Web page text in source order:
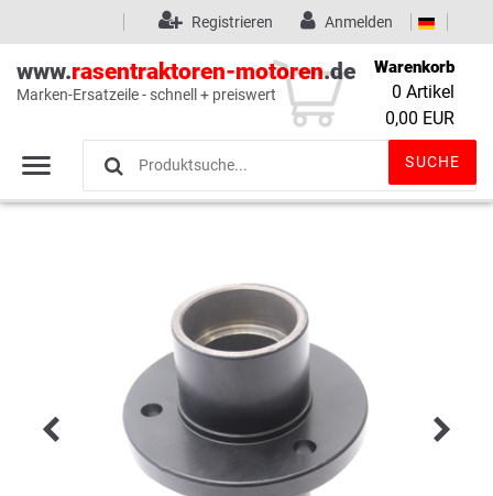
Wunschliste (0)
Anmelden
Registrieren
www.rasentraktoren-motoren.de
Marken-Ersatzeile - schnell + preiswert
SUCHE
Warenkorb
0 Artikel
0,00 EUR